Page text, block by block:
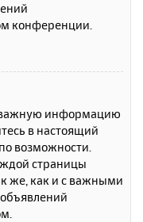
конференции.
важную информацию
в настоящий
возможности.
страницы
же, как и с важными